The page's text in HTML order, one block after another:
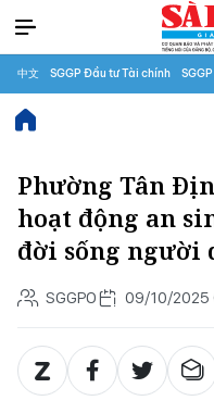
中文 SGGP Đầu tư Tài chính
Phường Tân
hoạt động an
đời sống người
SGGPO 09/10/2025